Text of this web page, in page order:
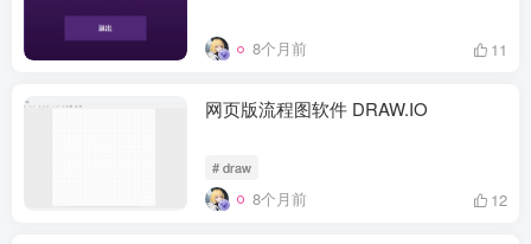
8个月前 11
网页版流程图软件 DRAW.IO
# draw
8个月前 12